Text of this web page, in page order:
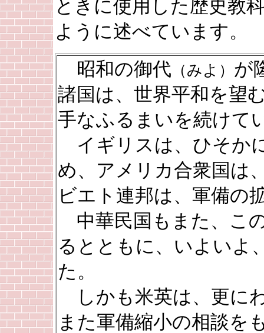
ときに使用した歴史教
ように述べています。
昭和の御代 （みよ） が
諸国は、世界平和を望
手なふるまいを続けて
イギリスは、ひそか
め、アメリカ合衆国は
ビエト連邦は、軍備の
中華民国もまた、こ
るとともに、いよいよ
た。
しかも米英は、更に
また軍備縮小の相談を